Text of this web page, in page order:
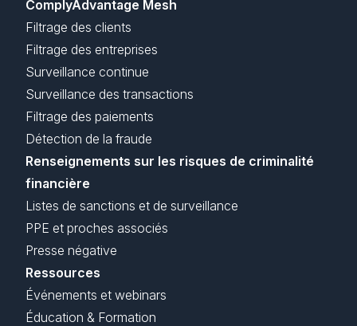
ComplyAdvantage Mesh
Filtrage des clients
Filtrage des entreprises
Surveillance continue
Surveillance des transactions
Filtrage des paiements
Détection de la fraude
Renseignements sur les risques de criminalité
financière
Listes de sanctions et de surveillance
PPE et proches associés
Presse négative
Ressources
Événements et webinars
Éducation & Formation